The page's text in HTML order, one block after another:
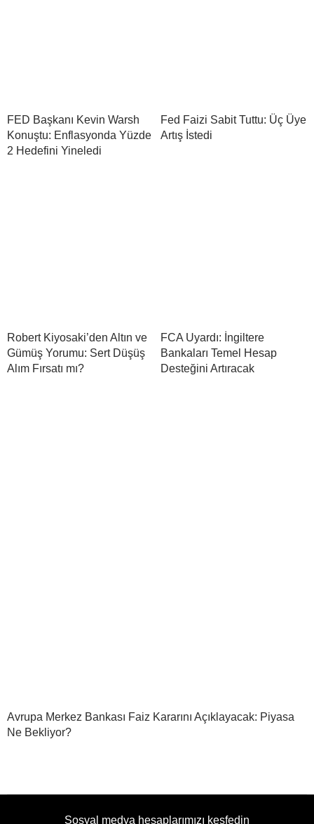
FED Başkanı Kevin Warsh
Konuştu: Enflasyonda Yüzde
2 Hedefini Yineledi
Fed Faizi Sabit Tuttu: Üç Üye
Artış İstedi
Robert Kiyosaki’den Altın ve
Gümüş Yorumu: Sert Düşüş
Alım Fırsatı mı?
FCA Uyardı: İngiltere
Bankaları Temel Hesap
Desteğini Artıracak
Avrupa Merkez Bankası Faiz Kararını Açıklayacak: Piyasa
Ne Bekliyor?
Sosyal medya hesaplarımızı keşfedin